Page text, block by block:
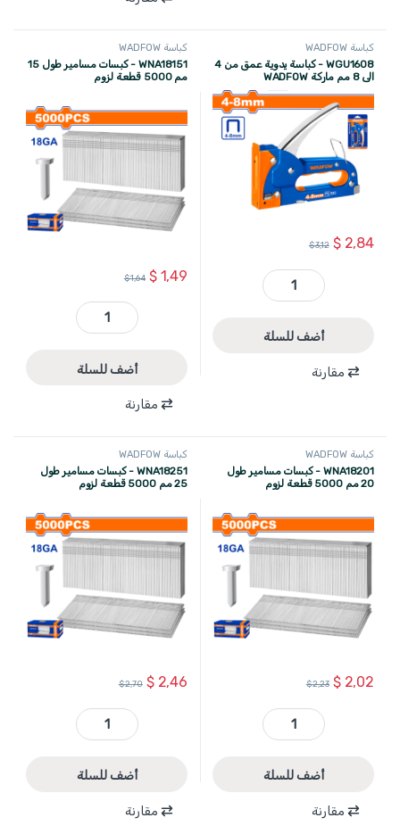
كباسة WADFOW
WGU1608 - كباسة يدوية عمق من 4
الى 8 مم ماركة WADFOW
$2,84
$3,12
WGU1608 - كباسة يدوية عمق من 4 الى 8 مم ماركة WADFOW quantity
أضف للسلة
مقارنة
كباسة WADFOW
WNA18151 - كبسات مسامير طول 15
مم 5000 قطعة لزوم
$1,49
$1,64
WNA18151 - كبسات مسامير طول 15 مم 5000 قطعة لزوم WBN2540,WBN1550 ماركة WADFOW quantity
أضف للسلة
مقارنة
كباسة WADFOW
WNA18201 - كبسات مسامير طول
20 مم 5000 قطعة لزوم
$2,02
$2,23
WNA18201 - كبسات مسامير طول 20 مم 5000 قطعة لزوم WBN2540,WBN1550,WBN3530,WBN3532 ماركة WADFOW quantity
أضف للسلة
مقارنة
كباسة WADFOW
WNA18251 - كبسات مسامير طول
25 مم 5000 قطعة لزوم
$2,46
$2,70
WNA18251 - كبسات مسامير طول 25 مم 5000 قطعة لزوم WBN2540,WBN1550,WBN3530,WBN3532 ماركة WADFOW quantity
أضف للسلة
مقارنة